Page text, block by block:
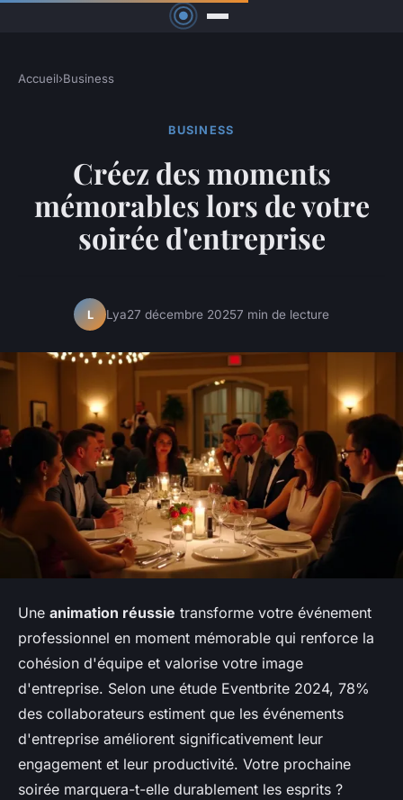
Accueil›Business
BUSINESS
Créez des moments
mémorables lors de votre
soirée d'entreprise
L Lya27 décembre 20257 min de lecture
Une animation réussie transforme votre événement
professionnel en moment mémorable qui renforce la
cohésion d'équipe et valorise votre image
d'entreprise. Selon une étude Eventbrite 2024, 78%
des collaborateurs estiment que les événements
d'entreprise améliorent significativement leur
engagement et leur productivité. Votre prochaine
soirée marquera-t-elle durablement les esprits ?